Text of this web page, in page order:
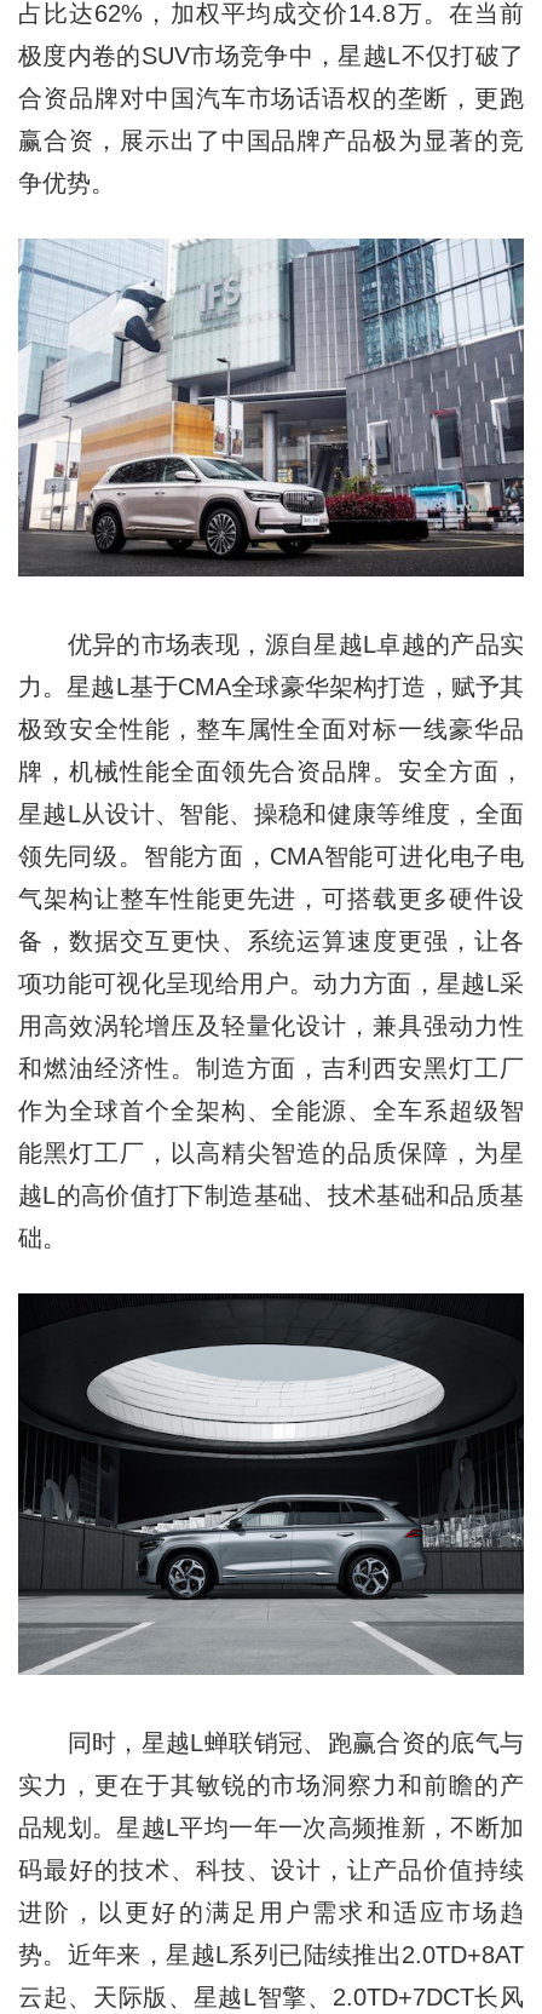
占比达62%，加权平均成交价14.8万。在当前
极度内卷的SUV市场竞争中，星越L不仅打破了
合资品牌对中国汽车市场话语权的垄断，更跑
赢合资，展示出了中国品牌产品极为显著的竞
争优势。
优异的市场表现，源自星越L卓越的产品实
力。星越L基于CMA全球豪华架构打造，赋予其
极致安全性能，整车属性全面对标一线豪华品
牌，机械性能全面领先合资品牌。安全方面，
星越L从设计、智能、操稳和健康等维度，全面
领先同级。智能方面，CMA智能可进化电子电
气架构让整车性能更先进，可搭载更多硬件设
备，数据交互更快、系统运算速度更强，让各
项功能可视化呈现给用户。动力方面，星越L采
用高效涡轮增压及轻量化设计，兼具强动力性
和燃油经济性。制造方面，吉利西安黑灯工厂
作为全球首个全架构、全能源、全车系超级智
能黑灯工厂，以高精尖智造的品质保障，为星
越L的高价值打下制造基础、技术基础和品质基
础。
同时，星越L蝉联销冠、跑赢合资的底气与
实力，更在于其敏锐的市场洞察力和前瞻的产
品规划。星越L平均一年一次高频推新，不断加
码最好的技术、科技、设计，让产品价值持续
进阶，以更好的满足用户需求和适应市场趋
势。近年来，星越L系列已陆续推出2.0TD+8AT
云起、天际版、星越L智擎、2.0TD+7DCT长风